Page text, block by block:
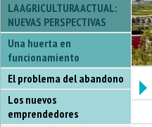
LA AGRICULTURA ACTUAL:
NUEVAS PERSPECTIVAS
Una huerta en
funcionamiento
El problema del abandono
Los nuevos
emprendedores